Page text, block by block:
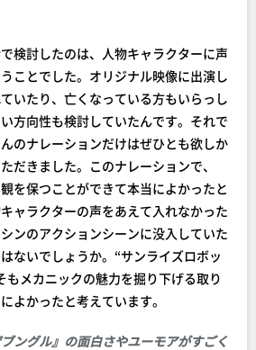
検討したのは、人物キャラクターに声
ことでした。オリジナル映像に出演し
いたり、亡くなっている方もいらっし
方向性も検討していたんです。それで
のナレーションだけはぜひとも欲しか
だきました。このナレーションで、
を保つことができて本当によかったと
ャラクターの声をあえて入れなかった
ンのアクションシーンに没入していた
ないでしょうか。“サンライズロボッ
もメカニックの魅力を掘り下げる取り
よかったと考えています。
ングル』の面白さやユーモアがすごく